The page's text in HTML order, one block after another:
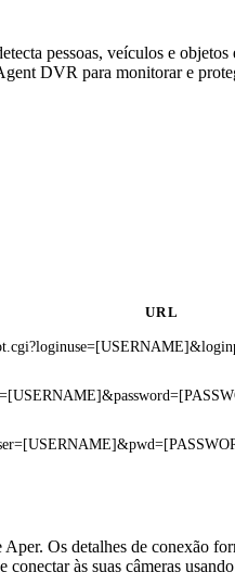
pessoas, veículos e
DVR para monitorar e
URL
Os detalhes de conexão
às suas câmeras